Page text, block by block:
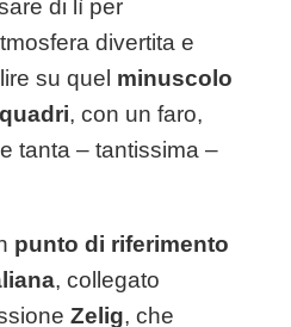
di lì per
divertita e
su quel minuscolo
, con un faro,
tanta – tantissima –
punto di riferimento
, collegato
Zelig, che